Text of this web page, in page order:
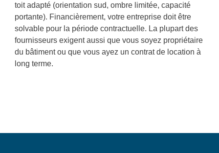
toit adapté (orientation sud, ombre limitée, capacité
portante). Financièrement, votre entreprise doit être
solvable pour la période contractuelle. La plupart des
fournisseurs exigent aussi que vous soyez propriétaire
du bâtiment ou que vous ayez un contrat de location à
long terme.